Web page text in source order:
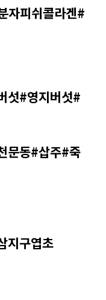
자피쉬콜라겐#
섯#영지버섯#
문동#삽주#죽
지구엽초